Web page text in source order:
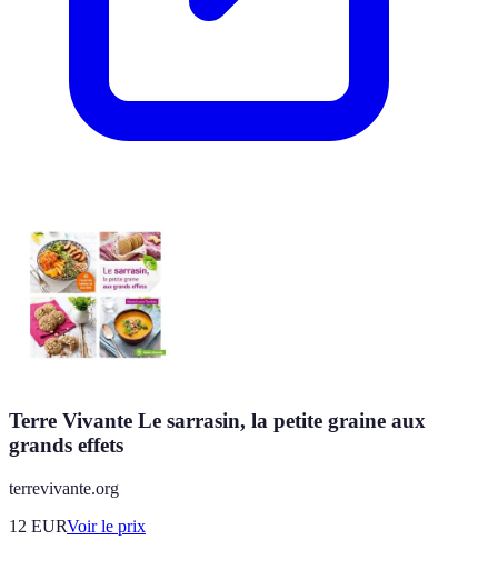
Terre Vivante Le sarrasin, la petite graine aux
grands effets
terrevivante.org
12 EURVoir le prix